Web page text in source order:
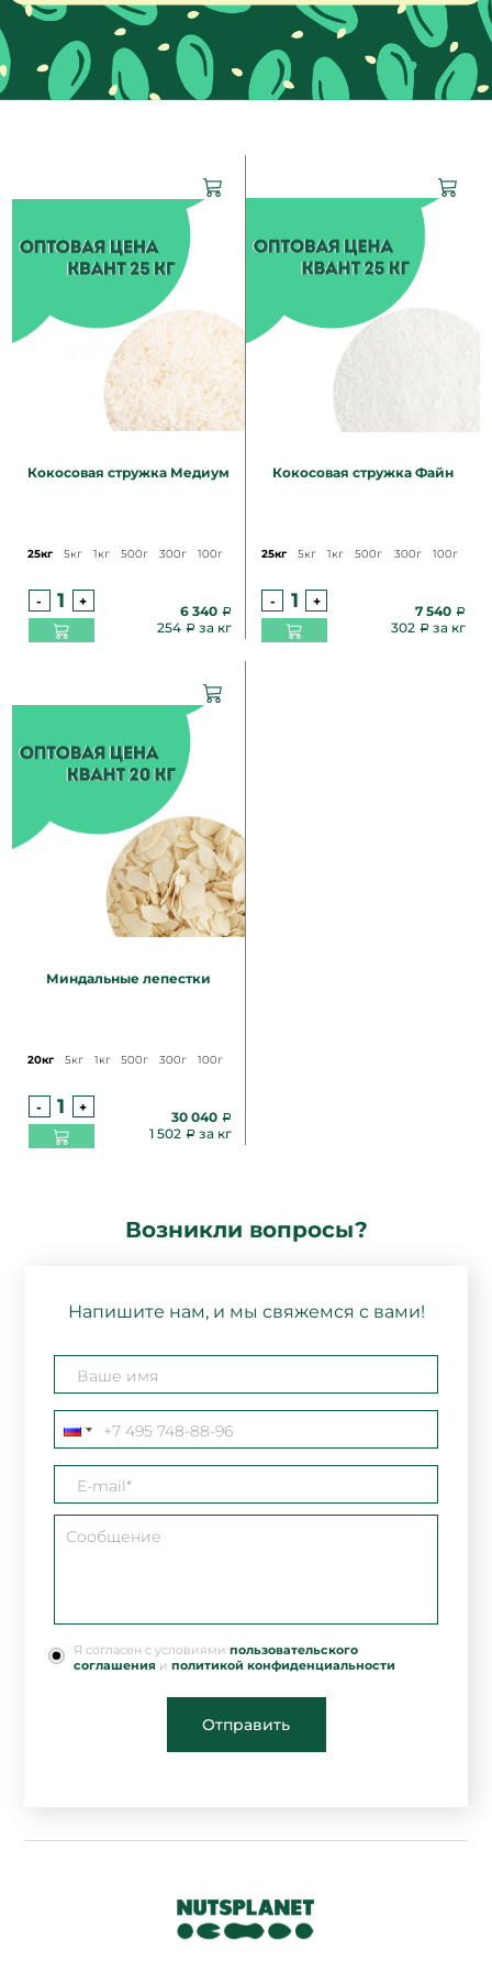
Кокосовая стружка Медиум
25кг 5кг 1кг 500г 300г 100г
- +
6 340
254
за кг
Кокосовая стружка Файн
25кг 5кг 1кг 500г 300г 100г
- +
7 540
302
за кг
Миндальные лепестки
20кг 5кг 1кг 500г 300г 100г
- +
30 040
1 502
за кг
Возникли вопросы?
Напишите нам, и мы свяжемся с вами!
Я согласен с условиямипользовательского
соглашения иполитикой конфиденциальности
Отправить